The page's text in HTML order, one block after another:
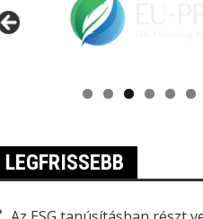
LEGFRISSEBB